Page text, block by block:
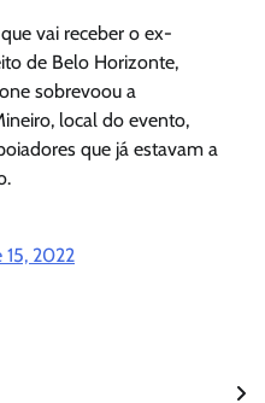
vai receber o ex-
de Belo Horizonte,
sobrevoou a
local do evento,
que já estavam a
15, 2022